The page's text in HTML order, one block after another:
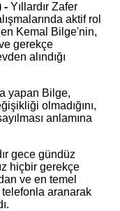
- Yıllardır Zafer
aktif rol
Kemal Bilge'nin,
gerekçe
alındığı
yapan Bilge,
olmadığını,
anlamına
gece gündüz
hiçbir gerekçe
ve en temel
aranarak